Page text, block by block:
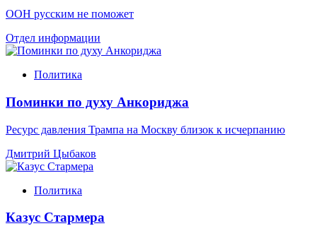
ООН русским не поможет
Отдел информации
Политика
Поминки по духу Анкориджа
Ресурс давления Трампа на Москву близок к исчерпанию
Дмитрий Цыбаков
Политика
Казус Стармера